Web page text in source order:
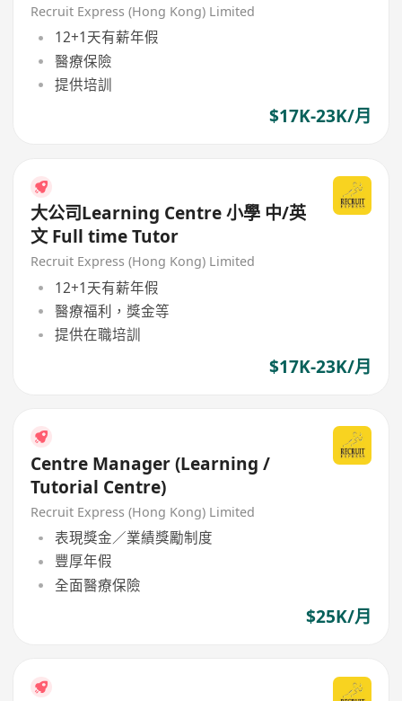
Recruit Express (Hong Kong) Limited
12+1天有薪年假
醫療保險
提供培訓
$17K-23K/月
大公司Learning Centre 小學 中/英
文 Full time Tutor
Recruit Express (Hong Kong) Limited
12+1天有薪年假
醫療福利，獎金等
提供在職培訓
$17K-23K/月
Centre Manager (Learning /
Tutorial Centre)
Recruit Express (Hong Kong) Limited
表現獎金／業績獎勵制度
豐厚年假
全面醫療保險
$25K/月